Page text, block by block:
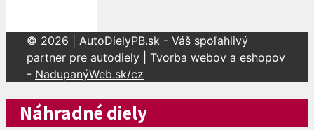
© 2026 | AutoDielyPB.sk - Váš spoľahlivý
partner pre autodiely | Tvorba webov a eshopov
- NadupanýWeb.sk/cz
Náhradné diely